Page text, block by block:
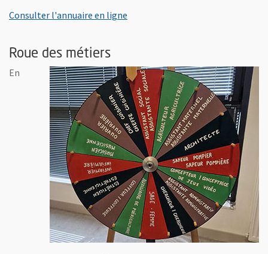
Consulter l'annuaire en ligne
Roue des métiers
En